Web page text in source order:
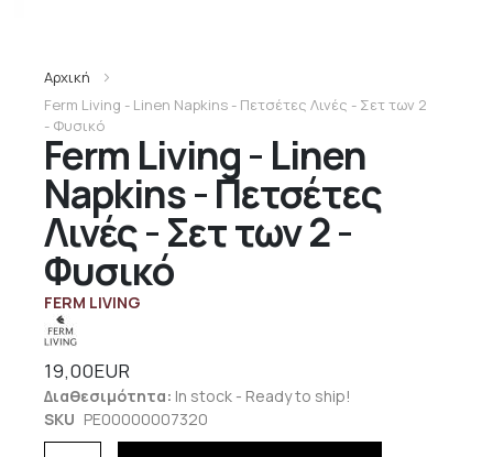
Ferm Living - Linen
Napkins - Πετσέτες
Λινές - Σετ των 2 -
Φυσικό
FERM LIVING
Αρχική
Ferm Living - Linen Napkins - Πετσέτες Λινές - Σετ των 2
- Φυσικό
Διαθεσιμότητα: In stock - Ready to ship!
SKU PE00000007320
19,00EUR